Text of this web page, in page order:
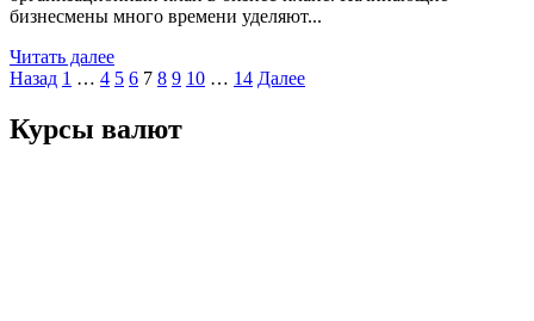
бизнесмены много времени уделяют...
Читать далее
Пагинация
записей
Назад 1 … 4 5 6 7 8 9 10 … 14 Далее
Курсы валют